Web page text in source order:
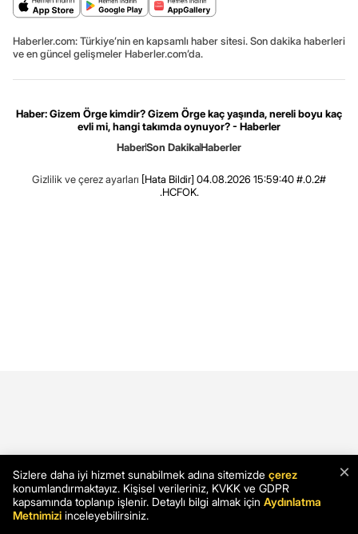
Haberler.com: Türkiye’nin en kapsamlı haber sitesi. Son dakika haberleri
ve en güncel gelişmeler Haberler.com’da.
Haber: Gizem Örge kimdir? Gizem Örge kaç yaşında, nereli boyu kaç
evli mi, hangi takımda oynuyor? - Haberler
HaberSon DakikaHaberler
Gizlilik ve çerez ayarları [Hata Bildir] 04.08.2026 15:59:40 #.0.2#
.HCFOK.
×
Sizlere daha iyi hizmet sunabilmek adına sitemizde çerez
konumlandırmaktayız. Kişisel verileriniz, KVKK ve GDPR
kapsamında toplanıp işlenir. Detaylı bilgi almak için Aydınlatma
Metnimizi inceleyebilirsiniz.